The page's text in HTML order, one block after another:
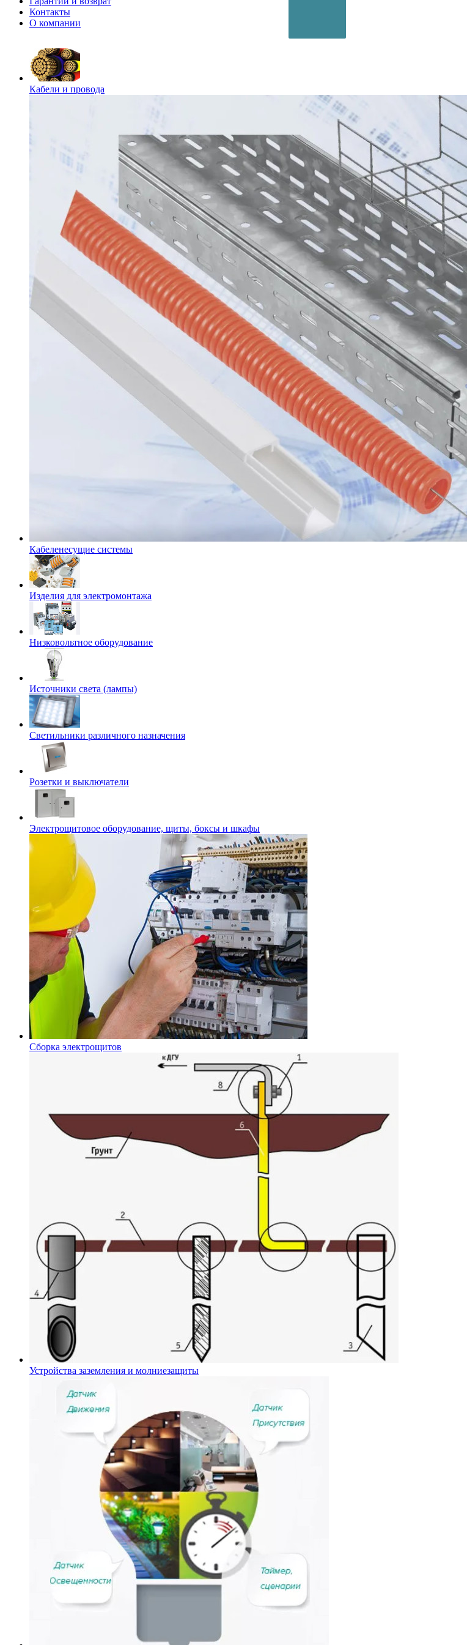
Контакты
О компании
Кабели и провода
Кабеленесущие системы
Изделия для электромонтажа
Низковольтное оборудование
Источники света (лампы)
Светильники различного назначения
Розетки и выключатели
Электрощитовое оборудование, щиты, боксы и шкафы
Сборка электрощитов
Устройства заземления и молниезащиты